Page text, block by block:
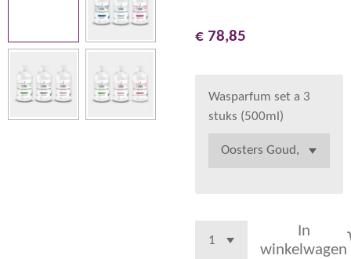
€ 78,85
Wasparfum set a 3
stuks (500ml)
In
winkelwagen